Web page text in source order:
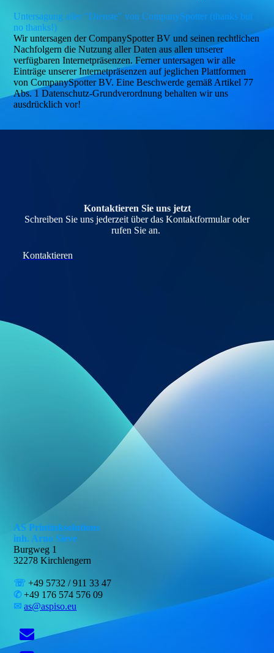
Untersagung aller "Dienste" von CompanySpotter (thanks but
no thanks!)
Wir untersagen der CompanySpotter BV und seinen rechtlichen
Nachfolgern die Nutzung aller Daten aus allen unserer
verfügbaren Internetpräsenzen. Ferner untersagen wir alle
Einträge unserer Internetpräsenzen auf jeglichen Plattformen
von CompanySpotter BV. Eine Beschwerde gemäß Artikel 77
Abs. 1 Datenschutz-Grundverordnung behalten wir uns
ausdrücklich vor!
Kontaktieren Sie uns jetzt
Schreiben Sie uns jederzeit über das Kontaktformular oder
rufen Sie an.
Kontaktieren
AS Printinksolutions
inh. Arno Sieve
Burgweg 1
32278 Kirchlengern
☏ +49 5732 / 911 33 47
✆ +49 176 574 576 09
✉ as@aspiso.eu